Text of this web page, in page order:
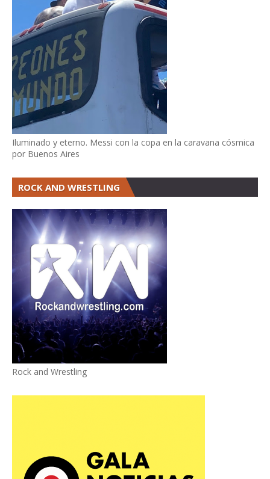
Iluminado y eterno. Messi con la copa en la caravana cósmica
por Buenos Aires
ROCK AND WRESTLING
Rock and Wrestling